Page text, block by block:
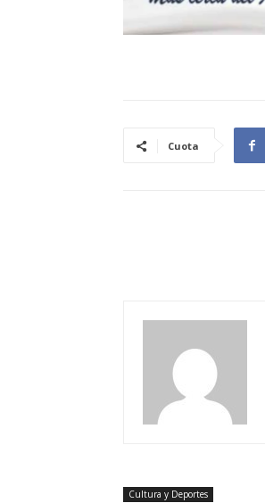
Cuota
Cultura y Deportes